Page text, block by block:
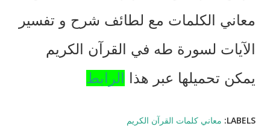
معاني الكلمات مع لطائف شرح و تفسير
الآيات لسورة طه في القرآن الكريم
يمكن تحميلها عبر هذا
الرابط
LABELS: معاني كلمات القرآن الكريم